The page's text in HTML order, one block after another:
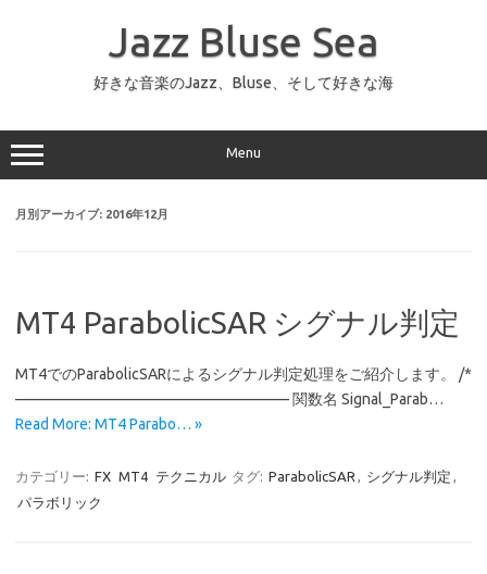
ッ
プ
Jazz Bluse Sea
好きな音楽のJazz、Bluse、そして好きな海
Menu
月別アーカイブ: 2016年12月
MT4 ParabolicSAR シグナル判定
MT4でのParabolicSARによるシグナル判定処理をご紹介します。 /*
—————————————————— 関数名 Signal_Parab…
Read More: MT4 Parabo… »
カテゴリー: FX MT4 テクニカル タグ: ParabolicSAR , シグナル判定 ,
パラボリック